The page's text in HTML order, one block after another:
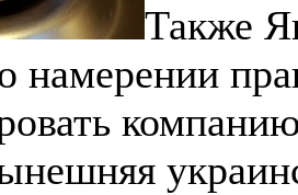
Также
намерении